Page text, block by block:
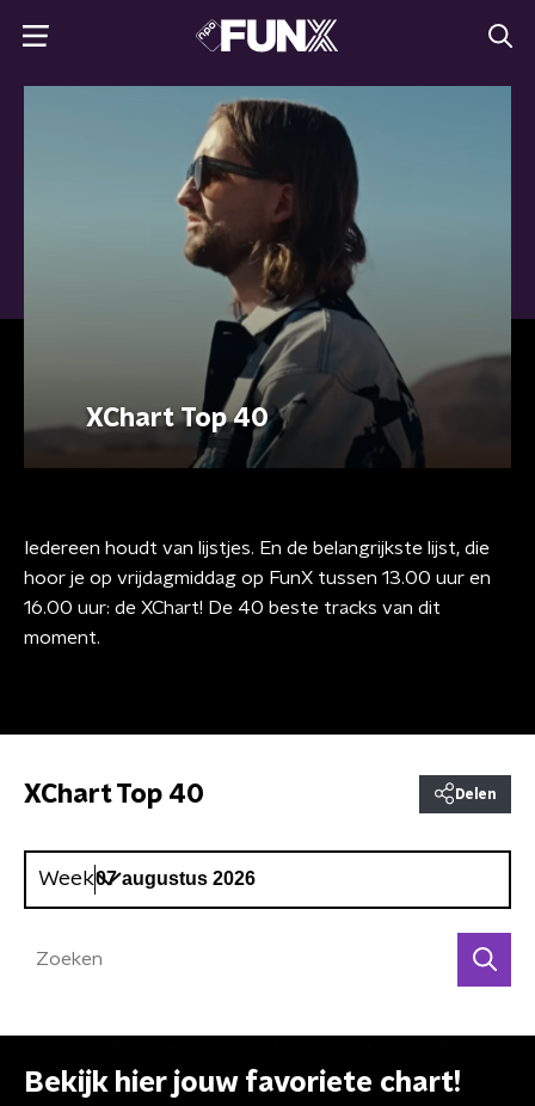
XChart Top 40
Iedereen houdt van lijstjes. En de belangrijkste lijst, die
hoor je op vrijdagmiddag op FunX tussen 13.00 uur en
16.00 uur: de XChart! De 40 beste tracks van dit
moment.
XChart Top 40 Delen
Week
Bekijk hier jouw favoriete chart!